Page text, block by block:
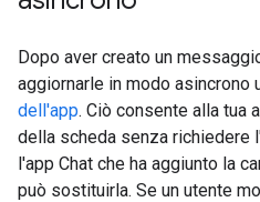
Dopo aver creato un
aggiornarle in modo asincrono
dell'app. Ciò consente alla tua
della scheda senza richiedere
l'app Chat che ha aggiunto la
può sostituirla. Se un utente